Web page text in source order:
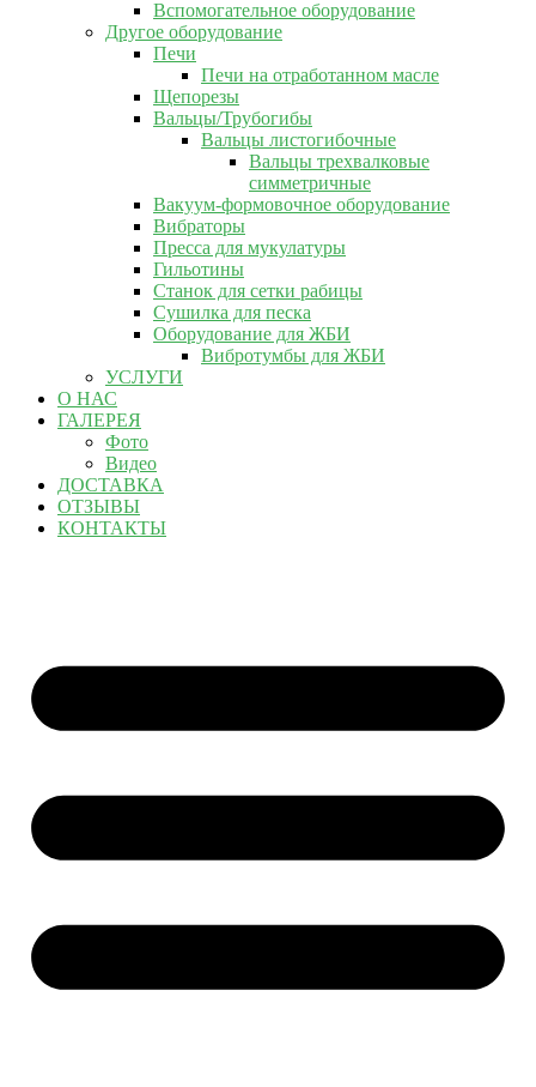
Вспомогательное оборудование
Другое оборудование
Печи
Печи на отработанном масле
Щепорезы
Вальцы/Трубогибы
Вальцы листогибочные
Вальцы трехвалковые
симметричные
Вакуум-формовочное оборудование
Вибраторы
Пресса для мукулатуры
Гильотины
Станок для сетки рабицы
Сушилка для песка
Оборудование для ЖБИ
Вибротумбы для ЖБИ
УСЛУГИ
О НАС
ГАЛЕРЕЯ
Фото
Видео
ДОСТАВКА
ОТЗЫВЫ
КОНТАКТЫ